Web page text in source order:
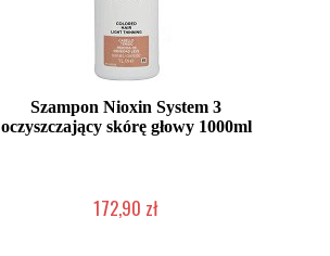
Szampon Nioxin System 3
oczyszczający skórę głowy 1000ml
172,90 zł